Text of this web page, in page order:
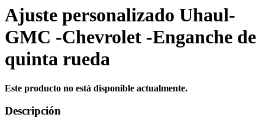
Ajuste personalizado Uhaul-
GMC -Chevrolet -Enganche de
quinta rueda
Este producto no está disponible actualmente.
Descripción